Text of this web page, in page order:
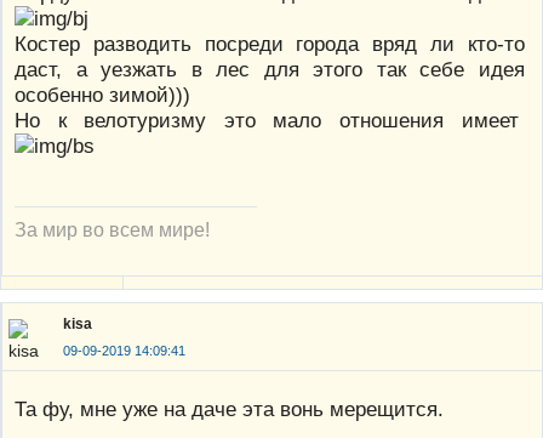
Костер разводить посреди города вряд ли кто-то
даст, а уезжать в лес для этого так себе идея
особенно зимой)))
Но к велотуризму это мало отношения имеет
За мир во всем мире!
kisa
09-09-2019 14:09:41
Та фу, мне уже на даче эта вонь мерещится.